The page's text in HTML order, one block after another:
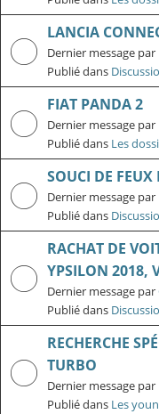
LANCIA
Dernier message par
Publié dans
FIAT PANDA 2
Dernier message par
Publié dans Les
SOUCI DE
Dernier message par
Publié dans
RACHAT DE
YPSILON 2018,
Dernier message par
Publié dans
RECHERCHE
TURBO
Dernier message par
Publié dans Les